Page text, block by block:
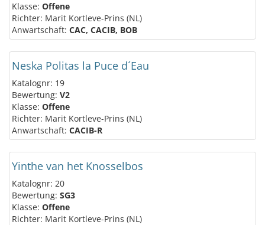
Klasse: Offene
Richter: Marit Kortleve-Prins (NL)
Anwartschaft: CAC, CACIB, BOB
Neska Politas la Puce d´Eau
Katalognr: 19
Bewertung: V2
Klasse: Offene
Richter: Marit Kortleve-Prins (NL)
Anwartschaft: CACIB-R
Yinthe van het Knosselbos
Katalognr: 20
Bewertung: SG3
Klasse: Offene
Richter: Marit Kortleve-Prins (NL)